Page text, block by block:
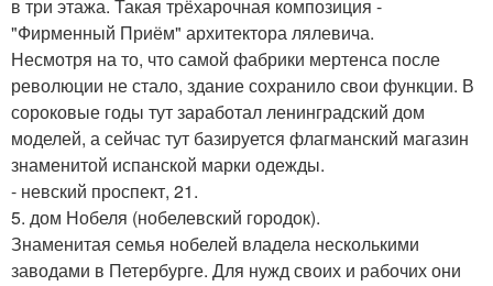
в три этажа. Такая трёхарочная композиция -
"Фирменный Приём" архитектора лялевича.
Несмотря на то, что самой фабрики мертенса после
революции не стало, здание сохранило свои функции. В
сороковые годы тут заработал ленинградский дом
моделей, а сейчас тут базируется флагманский магазин
знаменитой испанской марки одежды.
- невский проспект, 21.
5. дом Нобеля (нобелевский городок).
Знаменитая семья нобелей владела несколькими
заводами в Петербурге. Для нужд своих и рабочих они